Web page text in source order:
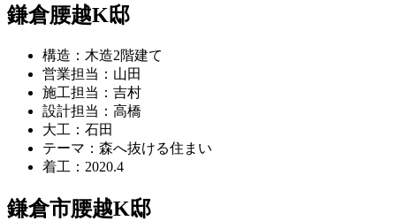
ナ投
稿:
投
稿:
鎌倉腰越K邸
構造：木造2階建て
営業担当：山田
施工担当：吉村
設計担当：高橋
大工：石田
テーマ：森へ抜ける住まい
着工：2020.4
鎌倉市腰越K邸